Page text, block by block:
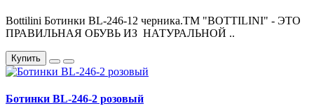
Bottilini Ботинки BL-246-12 черника.ТМ "BOTTILINI" - ЭТО
ПРАВИЛЬНАЯ ОБУВЬ ИЗ НАТУРАЛЬНОЙ ..
Купить
Ботинки BL-246-2 розовый